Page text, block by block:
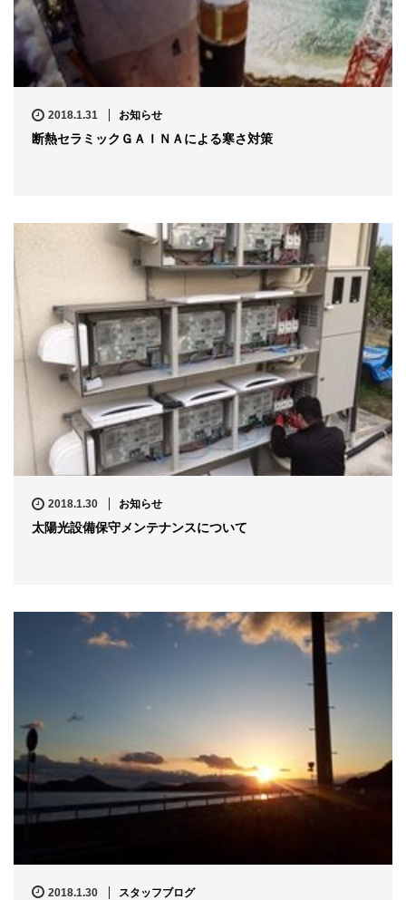
2018.1.31 お知らせ
断熱セラミックＧＡＩＮＡによる寒さ対策
2018.1.30 お知らせ
太陽光設備保守メンテナンスについて
2018.1.30 スタッフブログ